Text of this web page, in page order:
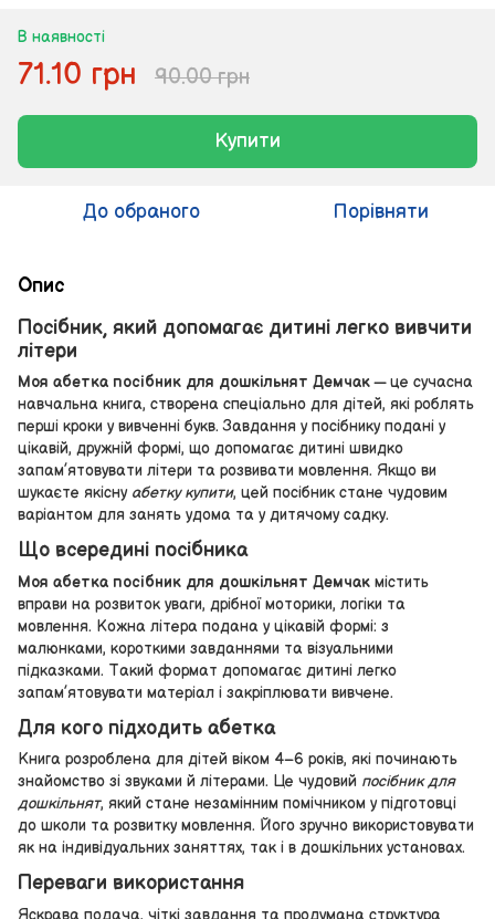
В наявності
71.10 грн 90.00 грн
Купити
До обраного Порівняти
Опис
Посібник, який допомагає дитині легко вивчити
літери
Моя абетка посібник для дошкільнят Демчак— це сучасна
навчальна книга, створена спеціально для дітей, які роблять
перші кроки у вивченні букв. Завдання у посібнику подані у
цікавій, дружній формі, що допомагає дитині швидко
запам’ятовувати літери та розвивати мовлення. Якщо ви
шукаєте якісну абетку купити, цей посібник стане чудовим
варіантом для занять удома та у дитячому садку.
Що всередині посібника
Моя абетка посібник для дошкільнят Демчак містить
вправи на розвиток уваги, дрібної моторики, логіки та
мовлення. Кожна літера подана у цікавій формі: з
малюнками, короткими завданнями та візуальними
підказками. Такий формат допомагає дитині легко
запам’ятовувати матеріал і закріплювати вивчене.
Для кого підходить абетка
Книга розроблена для дітей віком 4–6 років, які починають
знайомство зі звуками й літерами. Це чудовий посібник для
дошкільнят, який стане незамінним помічником у підготовці
до школи та розвитку мовлення. Його зручно використовувати
як на індивідуальних заняттях, так і в дошкільних установах.
Переваги використання
Яскрава подача, чіткі завдання та продумана структура